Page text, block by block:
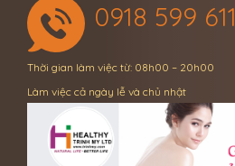
0918 599 611
Thời gian làm việc từ: 08h00 – 20h00
Làm việc cả ngày lễ và chủ nhật